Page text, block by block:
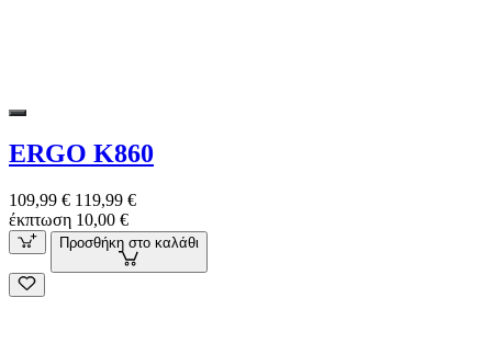
ERGO K860
109,99 € 119,99 €
έκπτωση 10,00 €
Προσθήκη στο καλάθι